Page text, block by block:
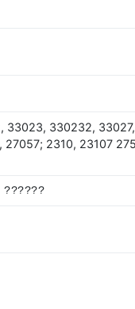
33023, 330232, 33027,
27057; 2310, 23107
??????